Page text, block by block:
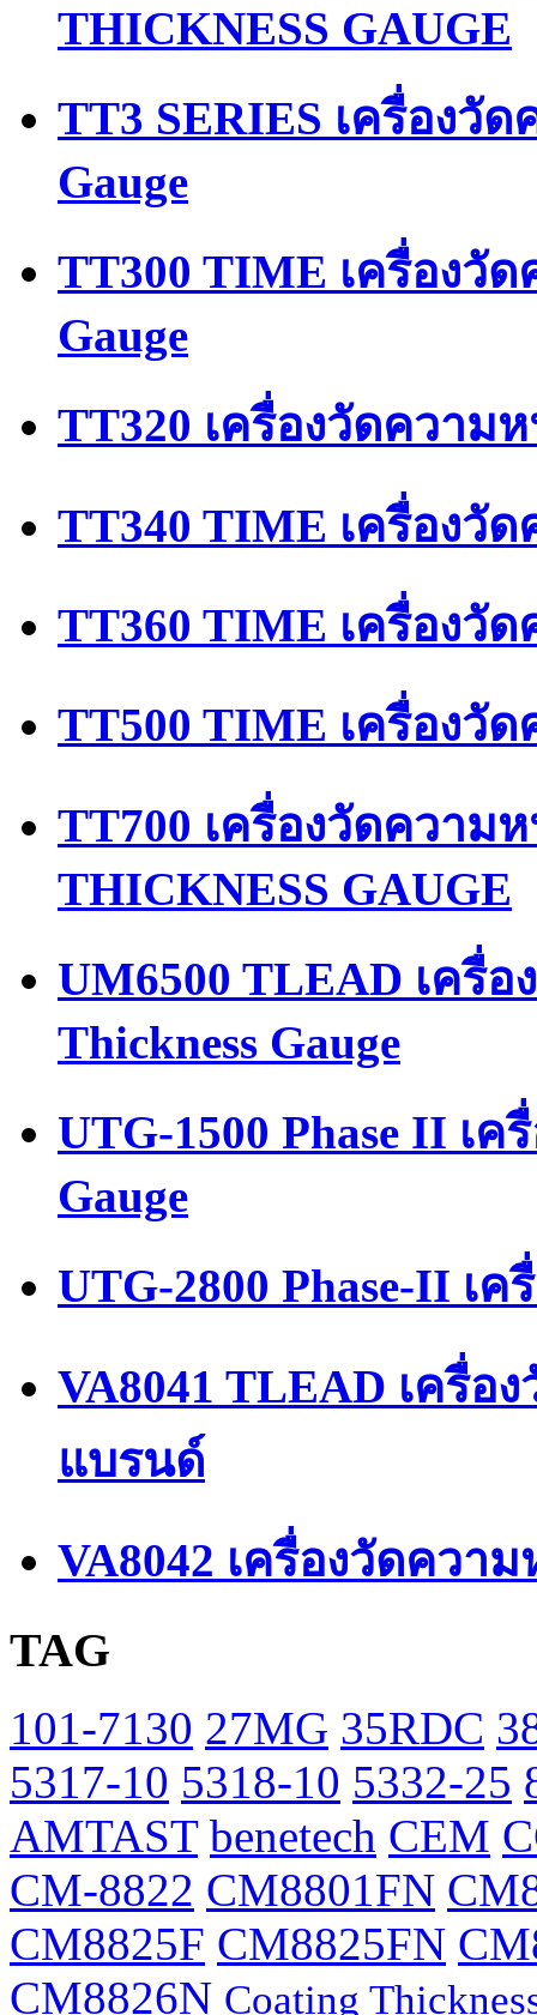
THICKNESS GAUGE
TT3 SERIES เครื่องวั
Gauge
TT300 TIME เครื่องวั
Gauge
TT320 เครื่องวัดความ
TT340 TIME เครื่องวั
TT360 TIME เครื่องวั
TT500 TIME เครื่องวั
TT700 เครื่องวัดความ
THICKNESS GAUGE
UM6500 TLEAD เครื่
Thickness Gauge
UTG-1500 Phase II เ
Gauge
UTG-2800 Phase-II เ
VA8041 TLEAD เครื่อ
แบรนด์
VA8042 เครื่องวัดควา
TAG
101-7130 27MG 35RDC
5317-10 5318-10 5332-25
AMTAST benetech CEM
CM-8822 CM8801FN
CM8825F CM8825FN
CM8826N Coating